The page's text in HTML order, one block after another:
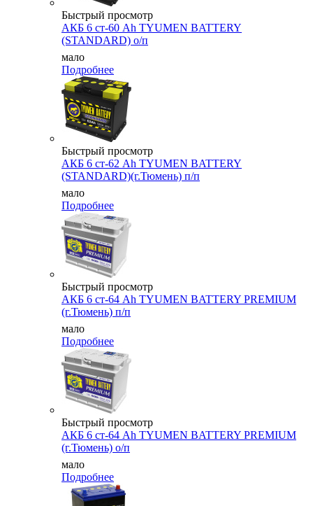
Быстрый просмотр
АКБ 6 ст-60 Ah TYUMEN BATTERY
(STANDARD) о/п
мало
Подробнее
Быстрый просмотр
АКБ 6 ст-62 Ah TYUMEN BATTERY
(STANDARD)(г.Тюмень) п/п
мало
Подробнее
Быстрый просмотр
АКБ 6 ст-64 Ah TYUMEN BATTERY PREMIUM
(г.Тюмень) п/п
мало
Подробнее
Быстрый просмотр
АКБ 6 ст-64 Ah TYUMEN BATTERY PREMIUM
(г.Тюмень) о/п
мало
Подробнее